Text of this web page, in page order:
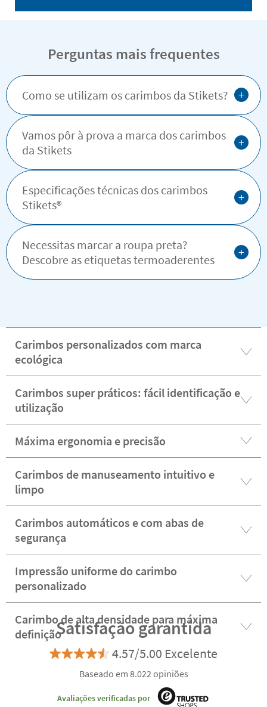
Perguntas mais frequentes
Como se utilizam os carimbos da Stikets? +
Vamos pôr à prova a marca dos carimbos
da Stikets
+
Especificações técnicas dos carimbos
Stikets®️
+
Necessitas marcar a roupa preta?
Descobre as etiquetas termoaderentes
+
Carimbos personalizados com marca
ecológica
Carimbos super práticos: fácil identificação e
utilização
Máxima ergonomia e precisão
Carimbos de manuseamento intuitivo e
limpo
Carimbos automáticos e com abas de
segurança
Impressão uniforme do carimbo
personalizado
Carimbo de alta densidade para máxima
definiçãoSatisfação garantida
4.57/5.00 Excelente
Baseado em 8.022 opiniões
Avaliações verificadas por